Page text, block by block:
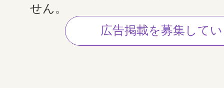
せん。
広告掲載を募集して